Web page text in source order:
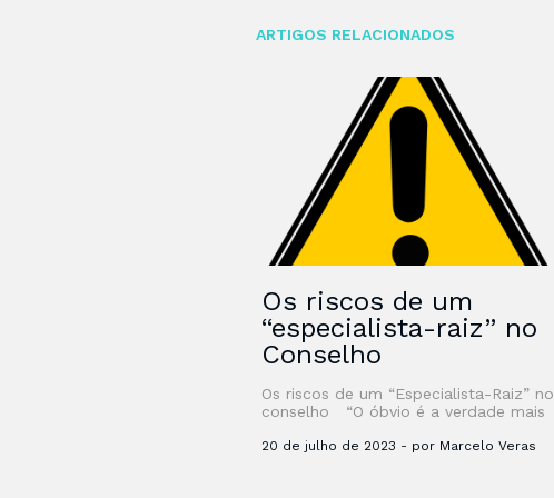
ARTIGOS RELACIONADOS
Os riscos de um
“especialista-raiz” no
Conselho
Os riscos de um “Especialista-Raiz” no
conselho “O óbvio é a verdade mais
Lispector” Desde que li …
20 de julho de 2023 - por Marcelo Veras